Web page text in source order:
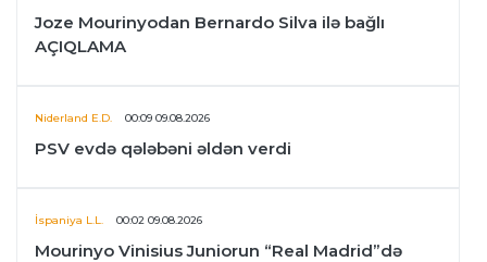
Joze Mourinyodan Bernardo Silva ilə bağlı
AÇIQLAMA
Niderland E.D. 00:09 09.08.2026
PSV evdə qələbəni əldən verdi
İspaniya L.L. 00:02 09.08.2026
Mourinyo Vinisius Juniorun “Real Madrid”də